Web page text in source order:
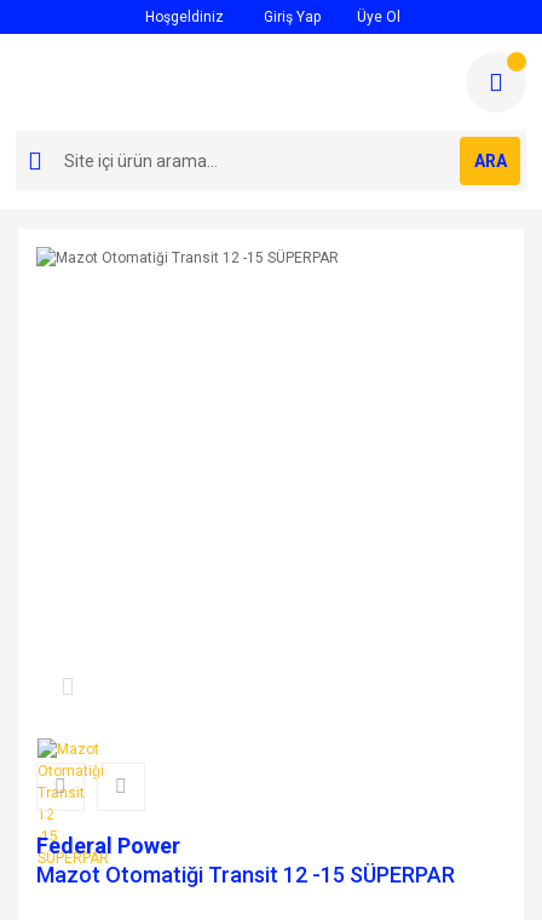
Hoşgeldiniz Giriş Yap Üye Ol
ARA
Federal Power
Mazot Otomatiği Transit 12 -15 SÜPERPAR